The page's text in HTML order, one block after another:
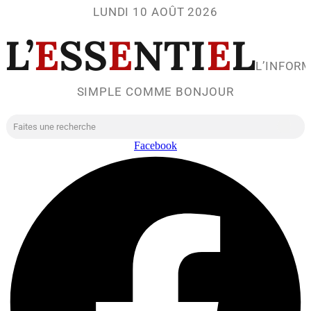
LUNDI 10 AOÛT 2026
L’ESSENTIEL
SIMPLE COMME BONJOUR
Facebook